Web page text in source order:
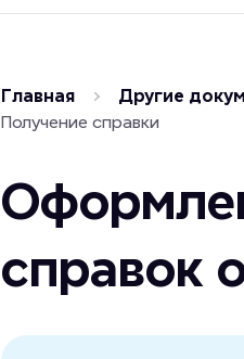
Главная Другие
Получение справки
справок